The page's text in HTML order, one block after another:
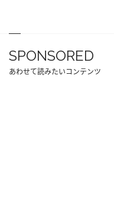
SPONSORED
あわせて読みたいコンテンツ